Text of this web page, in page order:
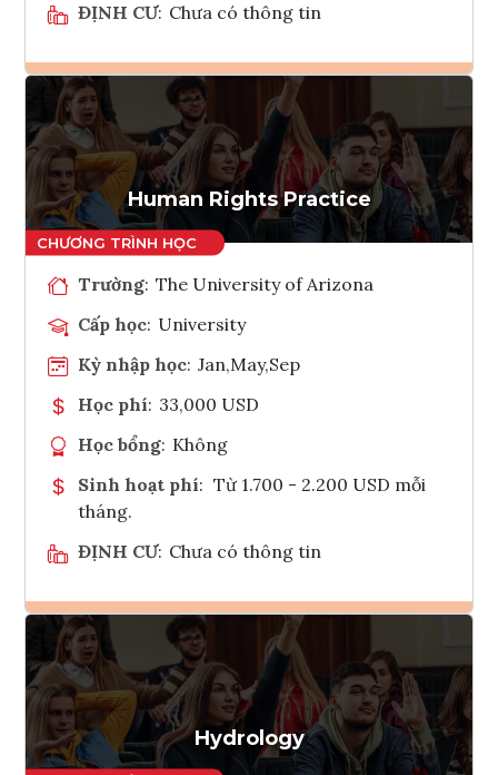
ĐỊNH CƯ: Chưa có thông tin
Ghi danh
Tham vấn Interlink
Human Rights Practice
Trường: The University of Arizona
Cấp học: University
Kỳ nhập học: Jan,May,Sep
Học phí: 33,000 USD
Học bổng: Không
Sinh hoạt phí: Từ 1.700 - 2.200 USD mỗi
tháng.
ĐỊNH CƯ: Chưa có thông tin
Ghi danh
Tham vấn Interlink
Hydrology